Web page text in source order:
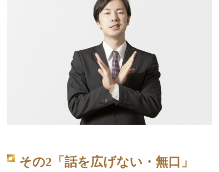
その2「話を広げない・無口」